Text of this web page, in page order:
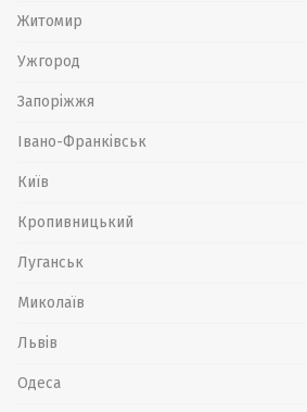
Житомир
Ужгород
Запоріжжя
Івано-Франківськ
Київ
Кропивницький
Луганськ
Миколаїв
Львів
Одеса